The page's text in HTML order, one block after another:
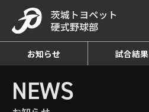
お知らせ 試合結果
HOME
NEWS